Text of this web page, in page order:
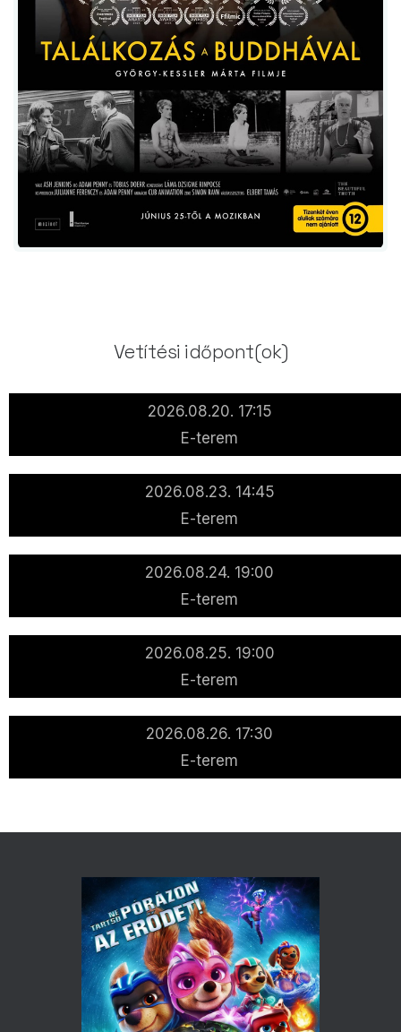
Vetítési időpont(ok)
2026.08.20. 17:15
E-terem
2026.08.23. 14:45
E-terem
2026.08.24. 19:00
E-terem
2026.08.25. 19:00
E-terem
2026.08.26. 17:30
E-terem